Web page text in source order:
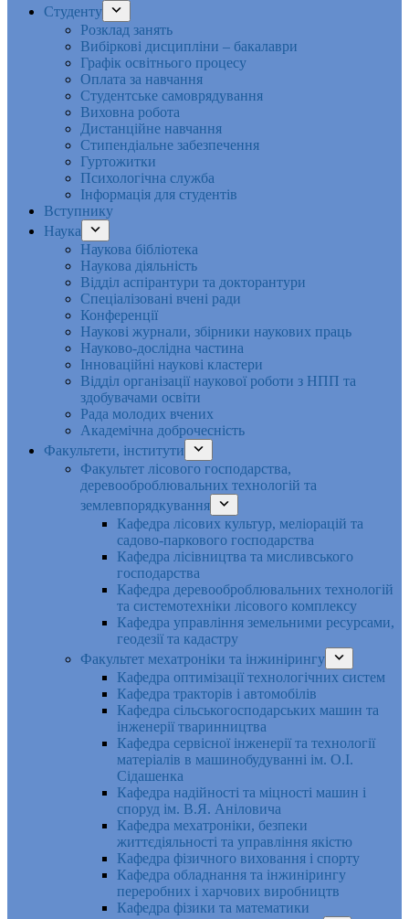
Студенту
Розклад занять
Вибіркові дисципліни – бакалаври
Графік освітнього процесу
Оплата за навчання
Студентське самоврядування
Виховна робота
Дистанційне навчання
Стипендіальне забезпечення
Гуртожитки
Психологічна служба
Інформація для студентів
Вступнику
Наука
Наукова бібліотека
Наукова діяльність
Відділ аспірантури та докторантури
Спеціалізовані вчені ради
Конференції
Наукові журнали, збірники наукових праць
Науково-дослідна частина
Інноваційні наукові кластери
Відділ організації наукової роботи з НПП та
здобувачами освіти
Рада молодих вчених
Академічна доброчесність
Факультети, інститути
Факультет лісового господарства,
деревооброблювальних технологій та
землевпорядкування
Кафедра лісових культур, меліорацій та
садово-паркового господарства
Кафедра лісівництва та мисливського
господарства
Кафедра деревооброблювальних технологій
та системотехніки лісового комплексу
Кафедра управління земельними ресурсами,
геодезії та кадастру
Факультет мехатроніки та інжинірингу
Кафедра оптимізації технологічних систем
Кафедра тракторів і автомобілів
Кафедра сільськогосподарських машин та
інженерії тваринництва
Кафедра cервісної інженерії та технології
матеріалів в машинобудуванні ім. О.І.
Сідашенка
Кафедра надійності та міцності машин і
споруд ім. В.Я. Аніловича
Кафедра мехатроніки, безпеки
життєдіяльності та управління якістю
Кафедра фізичного виховання і спорту
Кафедра обладнання та інжинірингу
переробних і харчових виробництв
Кафедра фізики та математики